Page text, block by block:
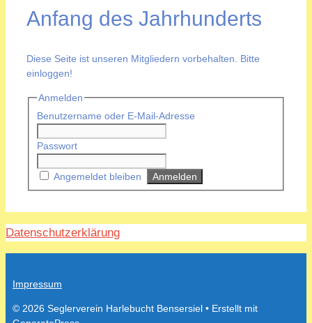
Anfang des Jahrhunderts
Diese Seite ist unseren Mitgliedern vorbehalten. Bitte
einloggen!
Anmelden
Benutzername oder E-Mail-Adresse
Passwort
Angemeldet bleiben
Datenschutzerklärung
Impressum
© 2026 Seglerverein Harlebucht Bensersiel • Erstellt mit